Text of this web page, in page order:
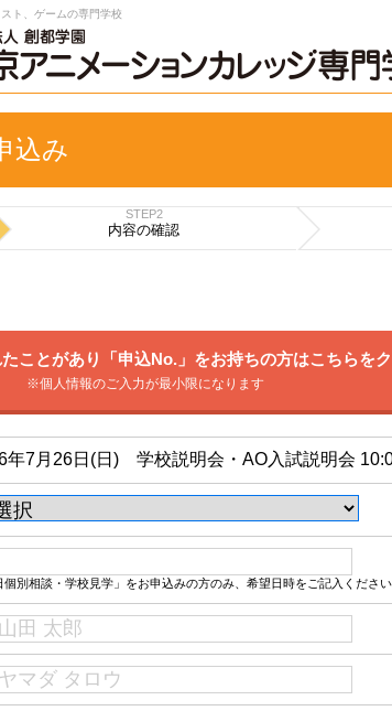
ト、ゲームの専門学校
込み
STEP2
内容の確認
ことがあり「申込No.」をお持ちの方はこちらを
※個人情報のご入力が最小限になります
年7月26日(日) 学校説明会・AO入試説明会
個別相談・学校見学」をお申込みの方のみ、希望日時をご記入くださ